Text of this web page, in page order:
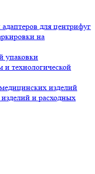
для центрифуг
на
упаковки
и технологической
изделий
и расходных